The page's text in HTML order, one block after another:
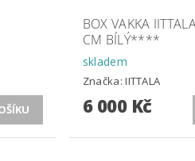
BOX VAKKA
CM BÍLÝ****
skladem
Značka:IITTALA
6 000 Kč